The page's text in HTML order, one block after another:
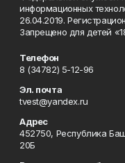
информационных
26.04.2019.
Запрещено для детей
Телефон
8 (34782) 5-12-96
Эл. почта
tvest@yandex.ru
Адрес
452750, Республика
20Б